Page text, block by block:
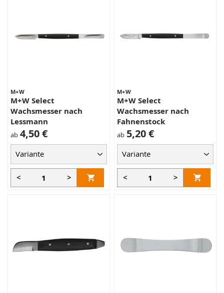
M+W
M+W Select
Wachsmesser nach
Lessmann
ab 4,50 €
< >
M+W
M+W Select
Wachsmesser nach
Fahnenstock
ab 5,20 €
< >